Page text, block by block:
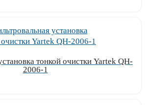
тонкой очистки Yartek QH-
2006-1